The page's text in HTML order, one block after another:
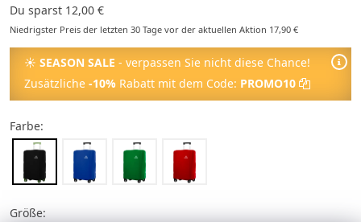
Du sparst 12,00 €
Niedrigster Preis der letzten 30 Tage vor der aktuellen Aktion 17,90 €
☀ SEASON SALE - verpassen Sie nicht diese Chance!
Zusätzliche -10% Rabatt mit dem Code: PROMO10
Farbe:
Größe: